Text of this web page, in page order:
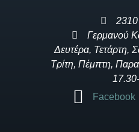
Γερμανού
Δευτέρα, Τετάρτη,
Τρίτη, Πέμπτη,
Facebook